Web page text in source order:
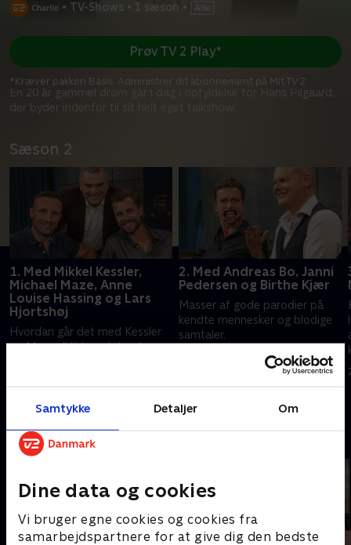
Samtykke Detaljer Om
Dine data og cookies
Vi bruger egne cookies og cookies fra
samarbejdspartnere for at give dig den bedste
• TV-Shows • 1 sæson •
En 20 år gammel drøm går i dag i opfyldelse for Hans Pilgaard,
der byder indenfor til sit helt eget talkshow.
Prøv TV 2 Play*
*Kræver pakken Basis. Administrer dit abonnement på Mit TV 2.
Sæson 2
1. Med Mikkel Kessler,
Michael Maze, Anne
Louise Hassing og Lars
Hjortshøj
Hvordan går det med Kessler
og Maze i 'Vild med dans' - er
begge?
2. Med Andreas Bo, Janni
Pedersen og Birthe Kjær
Masser af gode parodier på
kendte mennesker og blodige
samtaler.
16. september 2019 • 40 min
Andre så også